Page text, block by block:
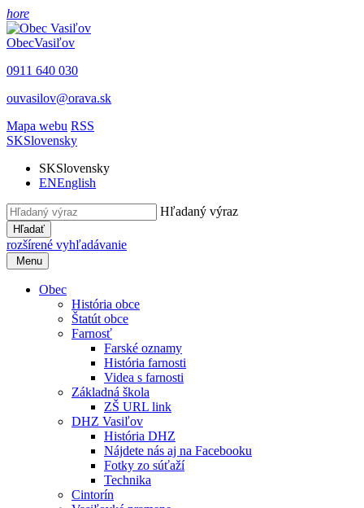
hore
ObecVasiľov
0911 640 030
ouvasilov@orava.sk
Mapa webu RSS
SKSlovensky
SKSlovensky
ENEnglish
Hľadaný výraz
Hľadať
rozšírené vyhľadávanie
Menu
Obec
História obce
Štatút obce
Farnosť
Farské oznamy
História farnosti
Videa s farnosti
Základná škola
ZŠ URL link
DHZ Vasiľov
História DHZ
Nájdete nás aj na Facebooku
Fotky zo súťaží
Technika
Cintorín